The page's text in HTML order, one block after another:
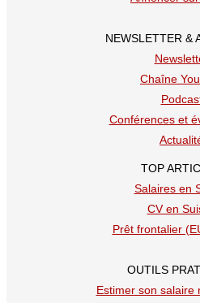
NEWSLETTER &
Chaîne
Conférences et
TOP
Salaires en
CV en
Prêt frontalier
OUTILS
Estimer son salaire